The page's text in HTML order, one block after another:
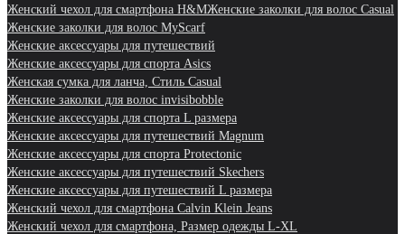
Женский чехол для смартфона H&MЖенские заколки для волос Casual
Женские заколки для волос MyScarf
Женские аксессуары для путешествий
Женские аксессуары для спорта Asics
Женская сумка для ланча, Стиль Casual
Женские заколки для волос invisibobble
Женские аксессуары для спорта L размера
Женские аксессуары для путешествий Magnum
Женские аксессуары для спорта Protectonic
Женские аксессуары для путешествий Skechers
Женские аксессуары для путешествий L размера
Женский чехол для смартфона Calvin Klein Jeans
Женский чехол для смартфона, Размер одежды L-XL